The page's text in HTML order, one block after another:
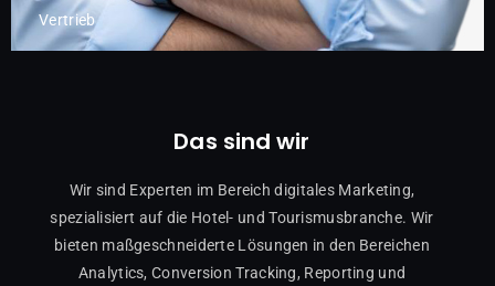
Vertrieb
Das sind wir
Wir sind Experten im Bereich digitales Marketing,
spezialisiert auf die Hotel- und Tourismusbranche. Wir
bieten maßgeschneiderte Lösungen in den Bereichen
Analytics, Conversion Tracking, Reporting und